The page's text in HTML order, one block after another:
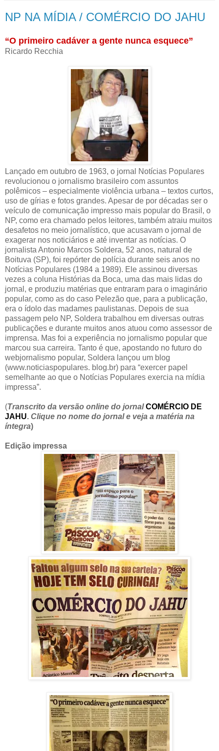
NP NA MÍDIA / COMÉRCIO DO JAHU
“O primeiro cadáver a gente nunca esquece”
Ricardo Recchia
Lançado em outubro de 1963, o jornal Notícias Populares
revolucionou o jornalismo brasileiro com assuntos
polêmicos – especialmente violência urbana – textos curtos,
uso de gírias e fotos grandes. Apesar de por décadas ser o
veículo de comunicação impresso mais popular do Brasil, o
NP, como era chamado pelos leitores, também atraiu muitos
desafetos no meio jornalístico, que acusavam o jornal de
exagerar nos noticiários e até inventar as notícias. O
jornalista Antonio Marcos Soldera, 52 anos, natural de
Boituva (SP), foi repórter de polícia durante seis anos no
Notícias Populares (1984 a 1989). Ele assinou diversas
vezes a coluna Histórias da Boca, uma das mais lidas do
jornal, e produziu matérias que entraram para o imaginário
popular, como as do caso Pelezão que, para a publicação,
era o ídolo das madames paulistanas. Depois de sua
passagem pelo NP, Soldera trabalhou em diversas outras
publicações e durante muitos anos atuou como assessor de
imprensa. Mas foi a experiência no jornalismo popular que
marcou sua carreira. Tanto é que, apostando no futuro do
webjornalismo popular, Soldera lançou um blog
(www.noticiaspopulares. blog.br) para “exercer papel
semelhante ao que o Notícias Populares exercia na mídia
impressa”.
(Transcrito da versão online do jornalCOMÉRCIO DE
JAHU. Clique no nome do jornal e veja a matéria na
íntegra)
Edição impressa